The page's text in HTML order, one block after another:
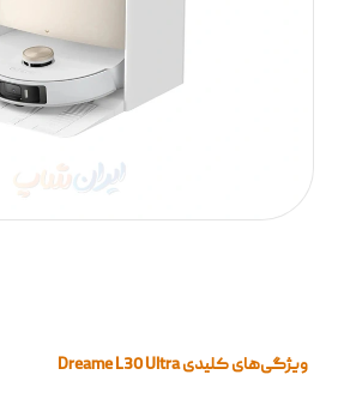
ویژگی‌های کلیدی Dreame L30 Ultra